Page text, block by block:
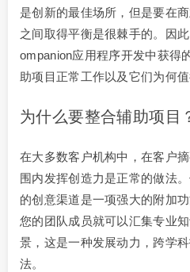
是创新的最佳场所，但是要在
之间取得平衡是很棘手的。因
ompanion应用程序开发中获得
助项目正常工作以及它们为何值
为什么要整合辅助项目
在大多数客户机构中，在客户
围内发挥创造力是正常的做法
的创意渠道是一项强大的附加
您的团队成员就可以汇集专业
景，这是一种发展动力，跨学
法。